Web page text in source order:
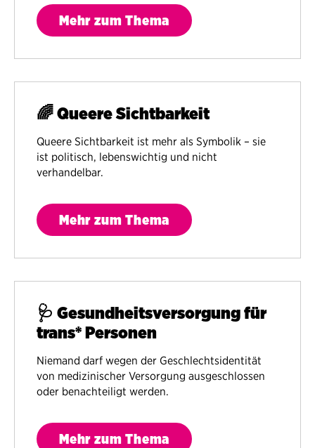
Mehr zum Thema
🌈 Queere Sichtbarkeit
Queere Sichtbarkeit ist mehr als Symbolik – sie
ist politisch, lebenswichtig und nicht
verhandelbar.
Mehr zum Thema
🩺 Gesundheitsversorgung für
trans* Personen
Niemand darf wegen der Geschlechtsidentität
von medizinischer Versorgung ausgeschlossen
oder benachteiligt werden.
Mehr zum Thema